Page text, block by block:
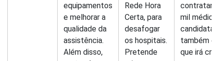
equipamentos
e melhorar a
qualidade da
assistência.
Além disso,
Rede Hora
Certa, para
desafogar
os hospitais.
Pretende
contratar
mil
candidata
também
que irá